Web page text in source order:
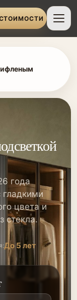
года
гладкими
цвета и
стекла.
До 5 лет